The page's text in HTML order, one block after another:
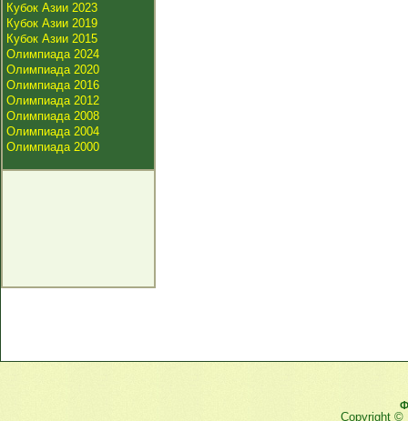
Кубок Азии 2023
Кубок Азии 2019
Кубок Азии 2015
Олимпиада 2024
Олимпиада 2020
Олимпиада 2016
Олимпиада 2012
Олимпиада 2008
Олимпиада 2004
Олимпиада 2000
Copyright ©